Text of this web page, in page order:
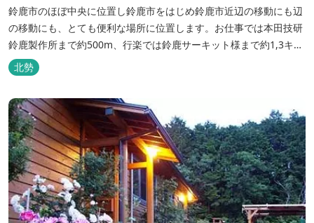
鈴鹿市のほぼ中央に位置し鈴鹿市をはじめ鈴鹿市近辺の移動にも辺
の移動にも、とても便利な場所に位置します。お仕事では本田技研
鈴鹿製作所まで約500m、行楽では鈴鹿サーキット様まで約1,3キ
ロ、スポーツ行事では鈴鹿スポーツガーデン様まで約3キロととて
も近い場所にあります。亀山市へのアクセスも便利でシャープ亀山
工場では約10キロと鈴鹿市では近い場所となっております。
北勢